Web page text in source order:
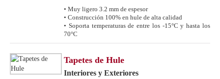
• Muy ligero 3.2 mm de espesor
• Construcción 100% en hule de alta calidad
• Soporta temperaturas de entre los -15°C y hasta los
70°C
Tapetes de Hule
Interiores y Exteriores